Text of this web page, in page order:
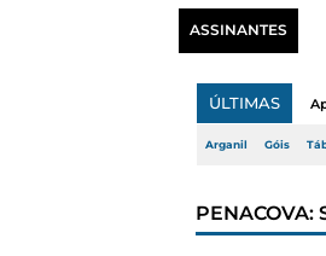
ASSINANTES
ÚLTIMAS
Arganil Góis
PENACOVA: